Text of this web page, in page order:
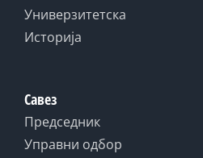
Универзитетска
Историја
Савез
Председник
Управни одбор